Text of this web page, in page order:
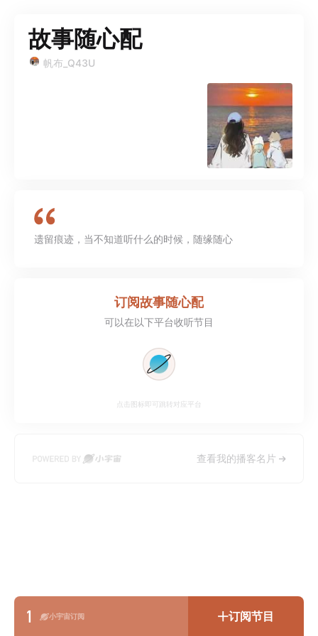
故事随心配
帆布_Q43U
遗留痕迹，当不知道听什么的时候，随缘随心
订阅故事随心配
可以在以下平台收听节目
点击图标即可跳转对应平台
查看我的播客名片
1 小宇宙订阅 订阅节目